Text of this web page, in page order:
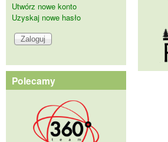
Utwórz nowe konto
Uzyskaj nowe hasło
Polecamy